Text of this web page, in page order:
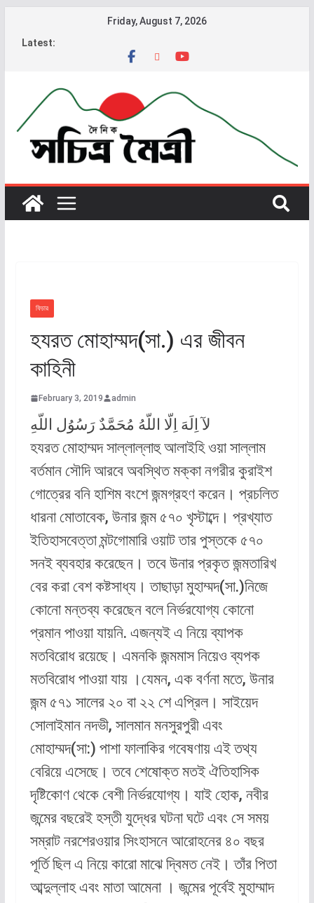
Friday, August 7, 2026
Latest:
ফিচার
হযরত মোহাম্মদ(সা.) এর জীবন
কা‌হিনী
February 3, 2019 admin
لآ اِلَهَ اِلّا اللّهُ مُحَمَّدٌ رَسُوُل اللّهِ
হযরত মোহাম্মদ সাল্লাল্লাহু আলাইহি ওয়া সাল্লাম
বর্তমান সৌদি আরবে অবস্থিত মক্কা নগরীর কুরাইশ
গোত্রের বনি হাশিম বংশে জন্মগ্রহণ করেন। প্রচলিত
ধারনা মোতাবেক, উনার জন্ম ৫৭০ খৃস্টাব্দে। প্রখ্যাত
ইতিহাসবেত্তা মন্টগোমারি ওয়াট তার পুস্তকে ৫৭০
সনই ব্যবহার করেছেন। তবে উনার প্রকৃত জন্মতারিখ
বের করা বেশ কষ্টসাধ্য। তাছাড়া মুহাম্মদ(সা.)নিজে
কোনো মন্তব্য করেছেন বলে নির্ভরযোগ্য কোনো
প্রমান পাওয়া যায়নি. এজন্যই এ নিয়ে ব্যাপক
মতবিরোধ রয়েছে। এমনকি জন্মমাস নিয়েও ব্যপক
মতবিরোধ পাওয়া যায় ।যেমন, এক বর্ণনা মতে, উনার
জন্ম ৫৭১ সালের ২০ বা ২২ শে এপ্রিল। সাইয়েদ
সোলাইমান নদভী, সালমান মনসুরপুরী এবং
মোহাম্মদ(সা:) পাশা ফালাকির গবেষণায় এই তথ্য
বেরিয়ে এসেছে। তবে শেষোক্ত মতই ঐতিহাসিক
দৃষ্টিকোণ থেকে বেশী নির্ভরযোগ্য। যাই হোক, নবীর
জন্মের বছরেই হস্তী যুদ্ধের ঘটনা ঘটে এবং সে সময়
সম্রাট নরশেরওয়ার সিংহাসনে আরোহনের ৪০ বছর
পূর্তি ছিল এ নিয়ে কারো মাঝে দ্বিমত নেই। তাঁর পিতা
আব্দুল্লাহ এবং মাতা আমেনা । জন্মের পূর্বেই মুহাম্মাদ